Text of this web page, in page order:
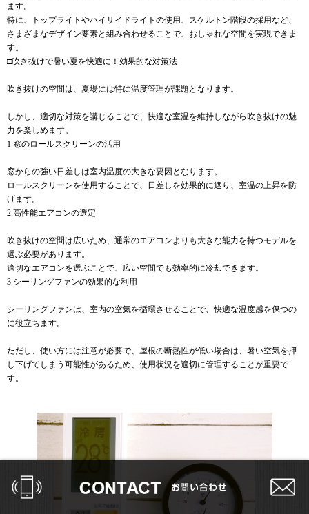
ます。
特に、トップライトやハイサイドライトの使用、スケルトン階段の採用など、
さまざまなデザイン要素と組み合わせることで、おしゃれな空間を実現できま
す。
□吹き抜けで暑い夏を快適に！効果的な対策法
吹き抜けの空間は、夏場には特に温度管理が課題となります。
しかし、適切な対策を講じることで、快適な室温を維持しながら吹き抜けの魅
力を楽しめます。
1.窓のロールスクリーンの活用
窓からの強い日差しは室内温度の大きな要因となります。
ロールスクリーンを使用することで、日差しを効果的に遮り、室温の上昇を防
げます。
2.高性能エアコンの選定
吹き抜けの空間は広いため、通常のエアコンよりも大きな能力を持つモデルを
選ぶ必要があります。
適切なエアコンを選ぶことで、広い空間でも効率的に冷却できます。
3.シーリングファンの効果的な利用
シーリングファンは、室内の空気を循環させることで、快適な温度感を保つの
に役立ちます。
ただし、使い方には注意が必要で、屋根の断熱性が低い場合は、暑い空気を押
し下げてしまう可能性があるため、使用状況を適切に管理することが重要で
す。